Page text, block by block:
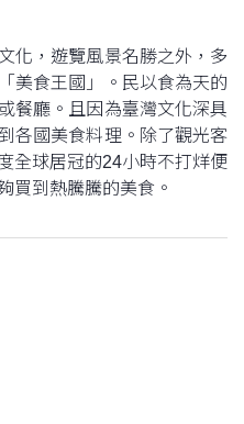
化，遊覽風景名勝之外，多
美食王國」。民以食為天的
餐廳。且因為臺灣文化深具
各國美食料理。除了觀光客
全球居冠的24小時不打烊便
買到熱騰騰的美食。